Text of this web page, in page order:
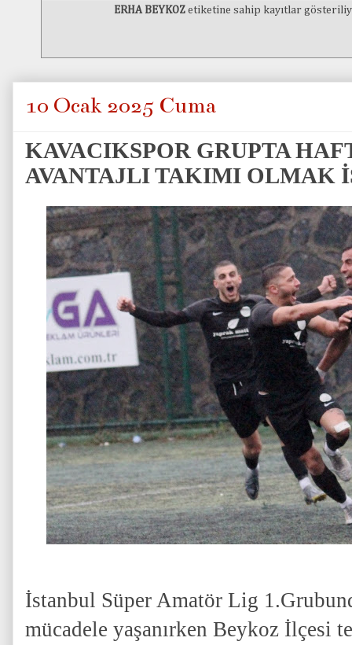
ERHA BEYKOZ etiketine sahip kayıtlar
10 Ocak 2025 Cuma
KAVACIKSPOR GRUPTA
AVANTAJLI TAKIMI OLMAK
İstanbul Süper Amatör Lig
mücadele yaşanırken Beykoz İlçesi